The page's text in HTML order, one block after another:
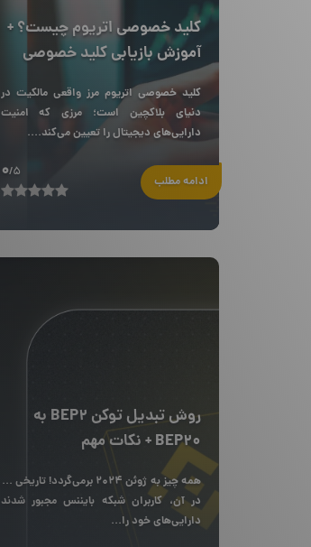
کلید خصوصی اتریوم چیست؟ +
آموزش بازیابی کلید خصوصی
کلید خصوصی اتریوم مرز واقعی مالکیت در
دنیای بلاکچین است؛ مرزی که امنیت
دارایی‌های دیجیتال را تعیین می‌کند....
ادامه مطلب 0/5
روش تبدیل توکن BEP2 به
BEP20 + نکات مهم
همه چیز به ژوئن ۲۰۲۴ برمی‌گردد! تاریخی که
در آن، کاربران شبکه بایننس مجبور شدند
دارایی‌های خود را...